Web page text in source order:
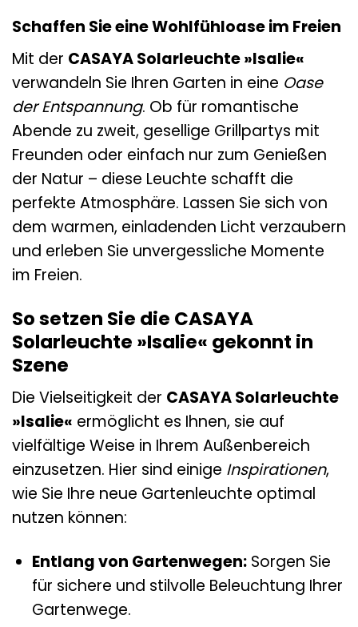
Schaffen Sie eine Wohlfühloase im Freien
Mit der CASAYA Solarleuchte »Isalie«
verwandeln Sie Ihren Garten in eine Oase
der Entspannung. Ob für romantische
Abende zu zweit, gesellige Grillpartys mit
Freunden oder einfach nur zum Genießen
der Natur – diese Leuchte schafft die
perfekte Atmosphäre. Lassen Sie sich von
dem warmen, einladenden Licht verzaubern
und erleben Sie unvergessliche Momente
im Freien.
So setzen Sie die CASAYA
Solarleuchte »Isalie« gekonnt in
Szene
Die Vielseitigkeit der CASAYA Solarleuchte
»Isalie« ermöglicht es Ihnen, sie auf
vielfältige Weise in Ihrem Außenbereich
einzusetzen. Hier sind einige Inspirationen,
wie Sie Ihre neue Gartenleuchte optimal
nutzen können:
Entlang von Gartenwegen:Sorgen Sie
für sichere und stilvolle Beleuchtung Ihrer
Gartenwege.